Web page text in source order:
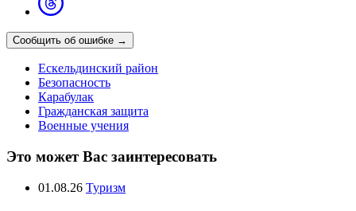
Сообщить об ошибке →
Ескельдинский район
Безопасность
Карабулак
Гражданская защита
Военные учения
Это может Вас заинтересовать
01.08.26 Туризм